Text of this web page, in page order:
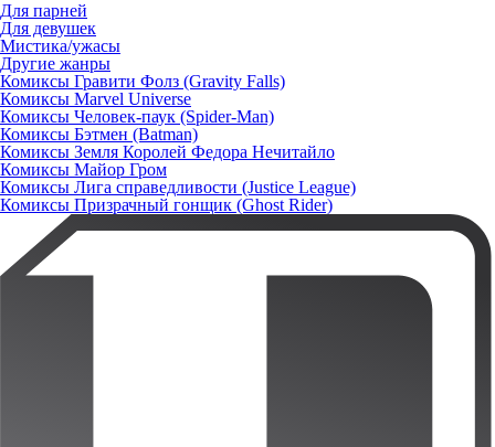
Для парней
Для девушек
Мистика/ужасы
Другие жанры
Комиксы Гравити Фолз (Gravity Falls)
Комиксы Marvel Universe
Комиксы Человек-паук (Spider-Man)
Комиксы Бэтмен (Batman)
Комиксы Земля Королей Федора Нечитайло
Комиксы Майор Гром
Комиксы Лига справедливости (Justice League)
Комиксы Призрачный гонщик (Ghost Rider)